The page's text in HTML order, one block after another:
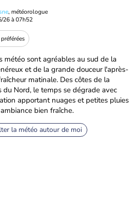
, météorologue
26 à 07h52
météo sont agréables au sud de la
et de la grande douceur l'après-
matinale. Des côtes de la
du Nord, le temps se dégrade avec
apportant nuages et petites pluies
bien fraîche.
la météo autour de moi